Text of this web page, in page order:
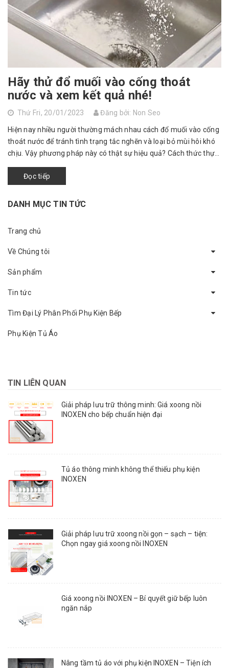
Hãy thử đổ muối vào cống thoát
nước và xem kết quả nhé!
Thứ Fri, 20/01/2023 Đăng bởi: Non Seo
Hiện nay nhiều người thường mách nhau cách đổ muối vào cống
thoát nước để tránh tình trạng tắc nghẽn và loại bỏ mùi hôi khó
chịu. Vậy phương pháp này có thật sự hiệu quả? Cách thức thực
Đọc tiếp
DANH MỤC TIN TỨC
Trang chủ
Về Chúng tôi
Sản phẩm
Tin tức
Tìm Đại Lý Phân Phối Phụ Kiện Bếp
Phụ Kiện Tủ Áo
TIN LIÊN QUAN
Giải pháp lưu trữ thông minh: Giá xoong nồi
INOXEN cho bếp chuẩn hiện đại
Tủ áo thông minh không thể thiếu phụ kiện
INOXEN
Giải pháp lưu trữ xoong nồi gọn – sạch – tiện:
Chọn ngay giá xoong nồi INOXEN
Giá xoong nồi INOXEN – Bí quyết giữ bếp luôn
ngăn nắp
Nâng tầm tủ áo với phụ kiện INOXEN – Tiện ích